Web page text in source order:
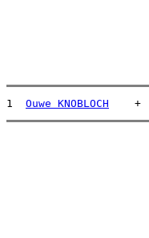
1 Ouwe KNOBLOCH
    +